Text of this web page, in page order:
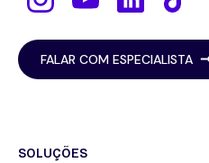
FALAR COM ESPECIALISTA
SOLUÇÕES